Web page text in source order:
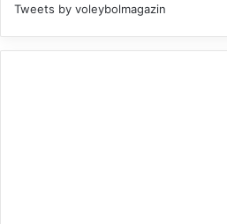
Tweets by voleybolmagazin